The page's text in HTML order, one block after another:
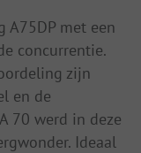
A75DP met een
concurrentie.
zijn
en de
70 werd in deze
Ideaal